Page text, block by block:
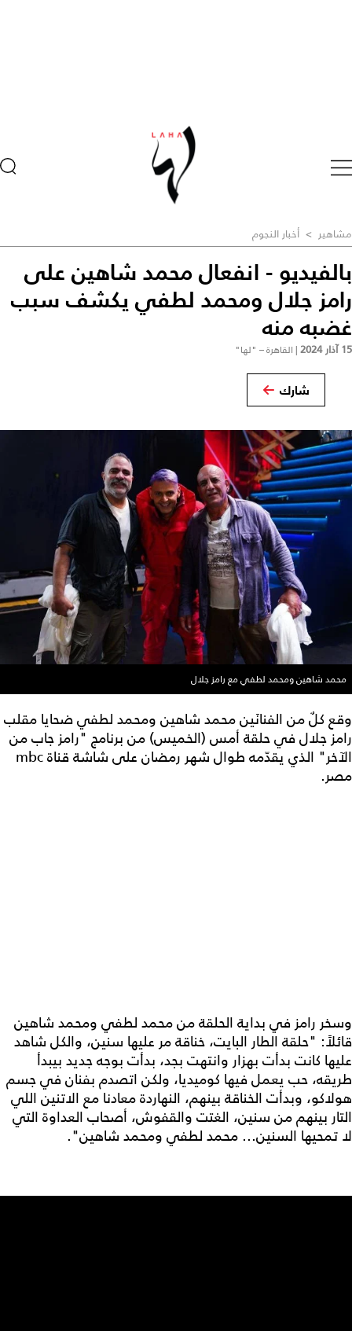
مشاهير > أخبار النجوم
بالفيديو - انفعال محمد شاهين على
رامز جلال ومحمد لطفي يكشف سبب
غضبه منه
15 آذار 2024 | القاهرة – "لها"
شارك
محمد شاهين ومحمد لطفي مع رامز جلال
وقع كلٌ من الفنانَين محمد شاهين ومحمد لطفي ضحايا مقلب
رامز جلال في حلقة أمس (الخميس) من برنامج "رامز جاب من
الآخر" الذي يقدّمه طوال شهر رمضان على شاشة قناة mbc
مصر.
وسخر رامز في بداية الحلقة من محمد لطفي ومحمد شاهين
قائلاً: "حلقة الطار البايت، خناقة مر عليها سنين، والكل شاهد
عليها كانت بدأت بهزار وانتهت بجد، بدأت بوجه جديد بيبدأ
طريقه، حب يعمل فيها كوميديا، ولكن اتصدم بفنان في جسم
هولاكو، وبدأت الخناقة بينهم، النهاردة معادنا مع الاتنين اللي
التار بينهم من سنين، الغتت والقفوش، أصحاب العداوة التي
لا تمحيها السنين... محمد لطفي ومحمد شاهين".